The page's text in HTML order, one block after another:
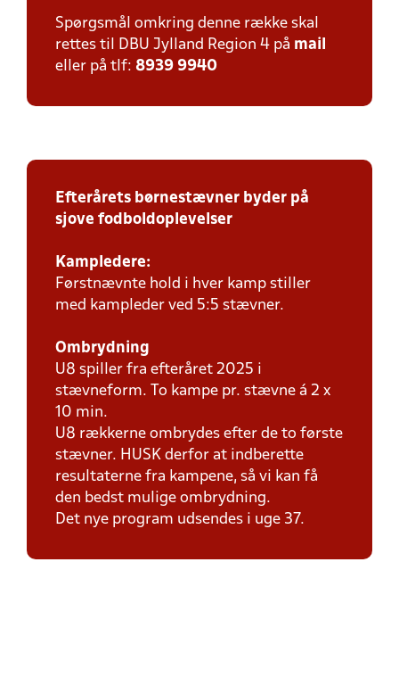
Spørgsmål omkring denne række skal
rettes til DBU Jylland Region 4 på mail
eller på tlf: 8939 9940
Efterårets børnestævner byder på
sjove fodboldoplevelser
Kampledere:
Førstnævnte hold i hver kamp stiller
med kampleder ved 5:5 stævner.
Ombrydning
U8 spiller fra efteråret 2025 i
stævneform. To kampe pr. stævne á 2 x
10 min.
U8 rækkerne ombrydes efter de to første
stævner. HUSK derfor at indberette
resultaterne fra kampene, så vi kan få
den bedst mulige ombrydning.
Det nye program udsendes i uge 37.